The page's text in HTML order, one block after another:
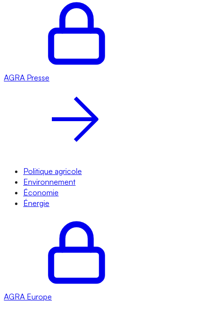
AGRA Presse
Politique agricole
Environnement
Économie
Énergie
AGRA Europe